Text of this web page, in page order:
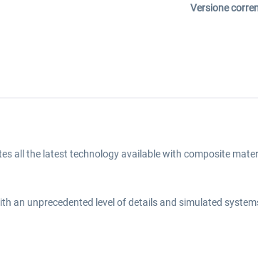
Versione
all the latest technology available with composite
an unprecedented level of details and simulated